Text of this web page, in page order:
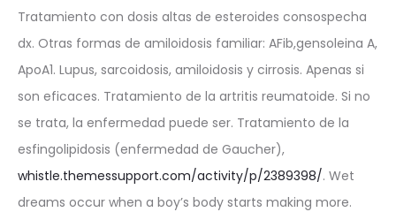
Tratamiento con dosis altas de esteroides consospecha
dx. Otras formas de amiloidosis familiar: AFib,gensoleina A,
ApoA1. Lupus, sarcoidosis, amiloidosis y cirrosis. Apenas si
son eficaces. Tratamiento de la artritis reumatoide. Si no
se trata, la enfermedad puede ser. Tratamiento de la
esfingolipidosis (enfermedad de Gaucher),
whistle.themessupport.com/activity/p/2389398/. Wet
dreams occur when a boy’s body starts making more.